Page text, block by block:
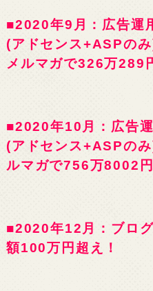
■2020年9月：広告運
(アドセンス+ASPの
メルマガで326万289
■2020年10月：広告
(アドセンス+ASPの
ルマガで756万8002円
■2020年12月：ブロ
額100万円超え！